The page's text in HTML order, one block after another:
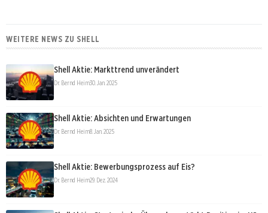
WEITERE NEWS ZU SHELL
Shell Aktie: Markttrend unverändert
Dr. Bernd Heim30. Jan. 2025
Shell Aktie: Absichten und Erwartungen
Dr. Bernd Heim8. Jan. 2025
Shell Aktie: Bewerbungsprozess auf Eis?
Dr. Bernd Heim29. Dez. 2024